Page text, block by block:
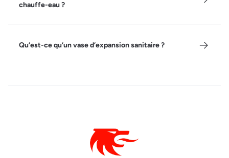
chauffe-eau ?
Qu’est-ce qu’un vase d’expansion sanitaire ?